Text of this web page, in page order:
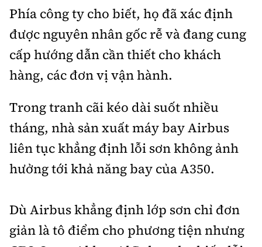
Phía công ty cho biết, họ đã xác định
được nguyên nhân gốc rễ và đang cung
cấp hướng dẫn cần thiết cho khách
hàng, các đơn vị vận hành.
Trong tranh cãi kéo dài suốt nhiều
tháng, nhà sản xuất máy bay Airbus
liên tục khẳng định lỗi sơn không ảnh
hưởng tới khả năng bay của A350.
Dù Airbus khẳng định lớp sơn chỉ đơn
giản là tô điểm cho phương tiện nhưng